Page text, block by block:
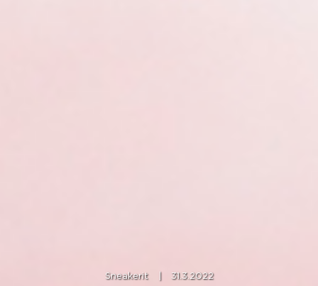
Sneakerit 31.3.2022